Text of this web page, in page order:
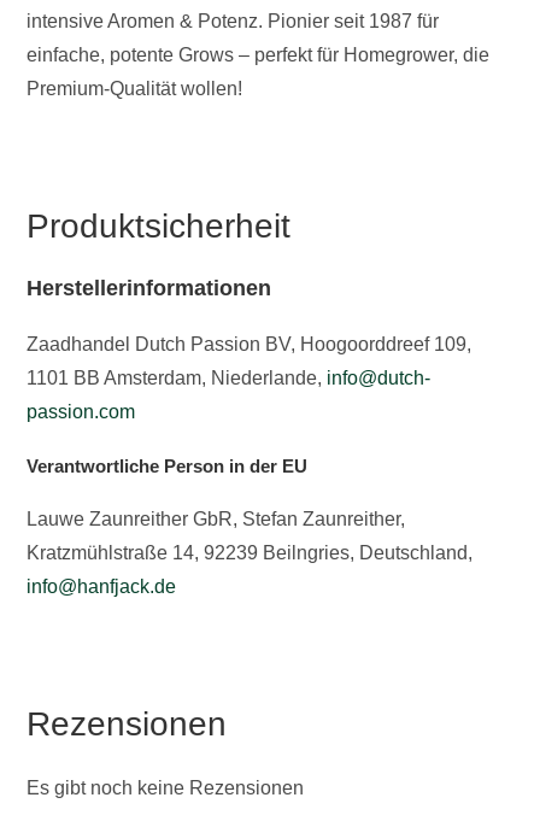
intensive Aromen & Potenz. Pionier seit 1987 für
einfache, potente Grows – perfekt für Homegrower, die
Premium-Qualität wollen!
Produktsicherheit
Herstellerinformationen
Zaadhandel Dutch Passion BV, Hoogoorddreef 109,
1101 BB Amsterdam, Niederlande, info@dutch-
passion.com
Verantwortliche Person in der EU
Lauwe Zaunreither GbR, Stefan Zaunreither,
Kratzmühlstraße 14, 92239 Beilngries, Deutschland,
info@hanfjack.de
Rezensionen
Es gibt noch keine Rezensionen